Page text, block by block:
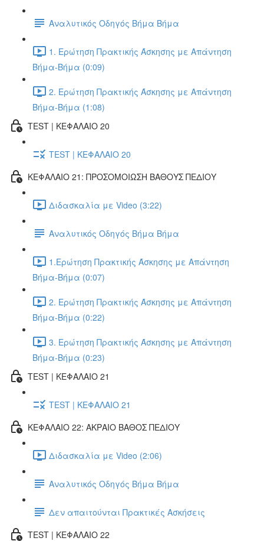
Αναλυτικός Οδηγός Βήμα Βήμα
1. Ερώτηση Πρακτικής Άσκησης με Απάντηση
Βήμα-Βήμα (0:09)
2. Ερώτηση Πρακτικής Άσκησης με Απάντηση
Βήμα-Βήμα (1:08)
TEST | ΚΕΦΑΛΑΙΟ 20
TEST | ΚΕΦΑΛΑΙΟ 20
ΚΕΦΑΛΑΙΟ 21: ΠΡΟΣΟΜΟΙΩΣΗ ΒΑΘΟΥΣ ΠΕΔΙΟΥ
Διδασκαλία με Video (3:22)
Αναλυτικός Οδηγός Βήμα Βήμα
1.Ερώτηση Πρακτικής Άσκησης με Απάντηση
Βήμα-Βήμα (0:07)
2. Ερώτηση Πρακτικής Άσκησης με Απάντηση
Βήμα-Βήμα (0:22)
3. Ερώτηση Πρακτικής Άσκησης με Απάντηση
Βήμα-Βήμα (0:23)
TEST | ΚΕΦΑΛΑΙΟ 21
TEST | ΚΕΦΑΛΑΙΟ 21
ΚΕΦΑΛΑΙΟ 22: ΑΚΡΑΙΟ ΒΑΘΟΣ ΠΕΔΙΟΥ
Διδασκαλία με Video (2:06)
Αναλυτικός Οδηγός Βήμα Βήμα
Δεν απαιτούνται Πρακτικές Ασκήσεις
TEST | ΚΕΦΑΛΑΙΟ 22